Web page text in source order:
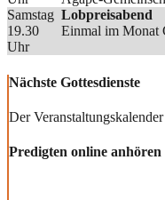
Samstag
19.30
Uhr
Lobpreisabend
Einmal im Monat
Nächste Gottesdienste
Der
Predigten online anhören